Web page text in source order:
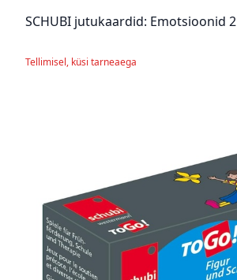
SCHUBI jutukaardid: Emotsioonid 2
Tellimisel, küsi tarneaega